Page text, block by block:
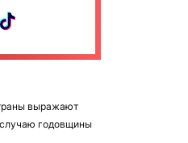
выражают
годовщины